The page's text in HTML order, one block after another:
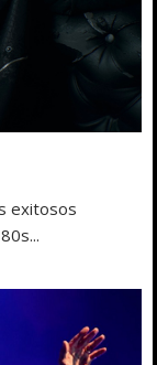
exitosos